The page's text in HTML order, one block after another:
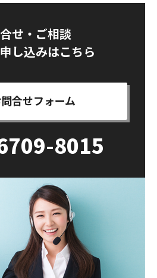
せ・ご相談
し込みはこちら
合せフォーム
8015